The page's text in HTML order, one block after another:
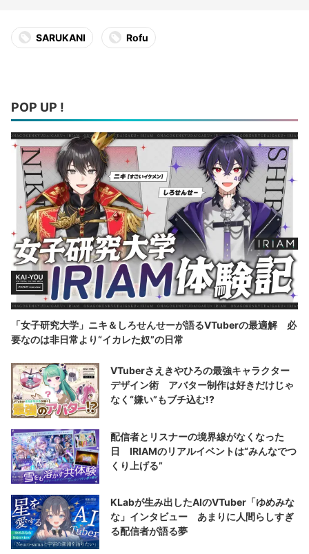
SARUKANI Rofu
POP UP !
「女子研究大学」ニキ＆しろせんせーが語るVTuberの最適解 必
要なのは非日常より“イカレた奴”の日常
VTuberさえきやひろの最強キャラクター
デザイン術 アバター制作は好きだけじゃ
なく“嫌い”もブチ込む!?
配信者とリスナーの境界線がなくなった
日 IRIAMのリアルイベントは“みんなでつ
くり上げる”
KLabが生み出したAIのVTuber「ゆめみな
な」インタビュー あまりに人間らしすぎ
る配信者が語る夢